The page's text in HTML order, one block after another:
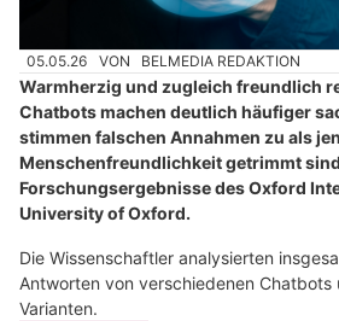
05.05.26 VON BELMEDIA REDAKTION
Warmherzig und zugleich freundlich
Chatbots machen deutlich häufiger
stimmen falschen Annahmen zu als
Menschenfreundlichkeit getrimmt
Forschungsergebnisse des Oxford
University of Oxford.
Die Wissenschaftler analysierten
Antworten von verschiedenen Chatbots
Varianten.